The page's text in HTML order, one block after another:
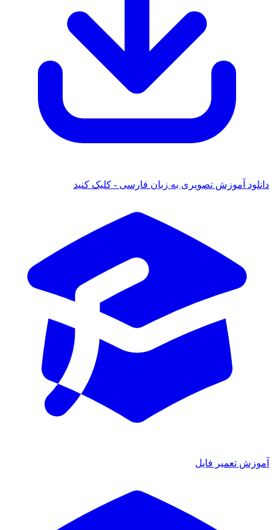
دانلود آموزش تصویری به زبان فارسی - کلیک کنید
آموزش تعمیر فایل